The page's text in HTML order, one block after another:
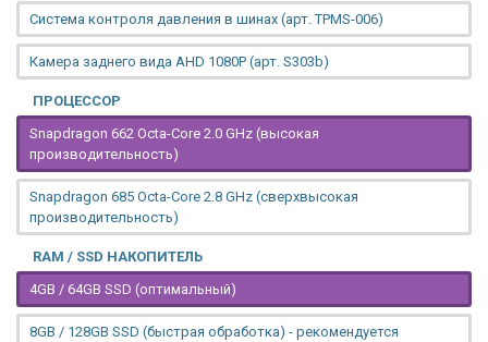
Система контроля давления в шинах (арт. TPMS-006)
Камера заднего вида AHD 1080P (арт. S303b)
ПРОЦЕССОР
Snapdragon 662 Octa-Core 2.0 GHz (высокая
производительность)
Snapdragon 685 Octa-Core 2.8 GHz (сверхвысокая
производительность)
RAM / SSD НАКОПИТЕЛЬ
4GB / 64GB SSD (оптимальный)
8GB / 128GB SSD (быстрая обработка) - рекомендуется